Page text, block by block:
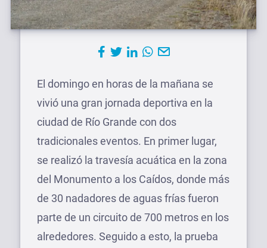
El domingo en horas de la mañana se
vivió una gran jornada deportiva en la
ciudad de Río Grande con dos
tradicionales eventos. En primer lugar,
se realizó la travesía acuática en la zona
del Monumento a los Caídos, donde más
de 30 nadadores de aguas frías fueron
parte de un circuito de 700 metros en los
alrededores. Seguido a esto, la prueba